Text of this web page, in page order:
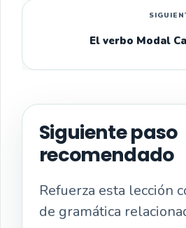
El verbo Modal
Siguiente paso
recomendado
Refuerza esta lección
de gramática